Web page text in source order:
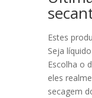
Estes
Seja
Escolha o
eles
secagem